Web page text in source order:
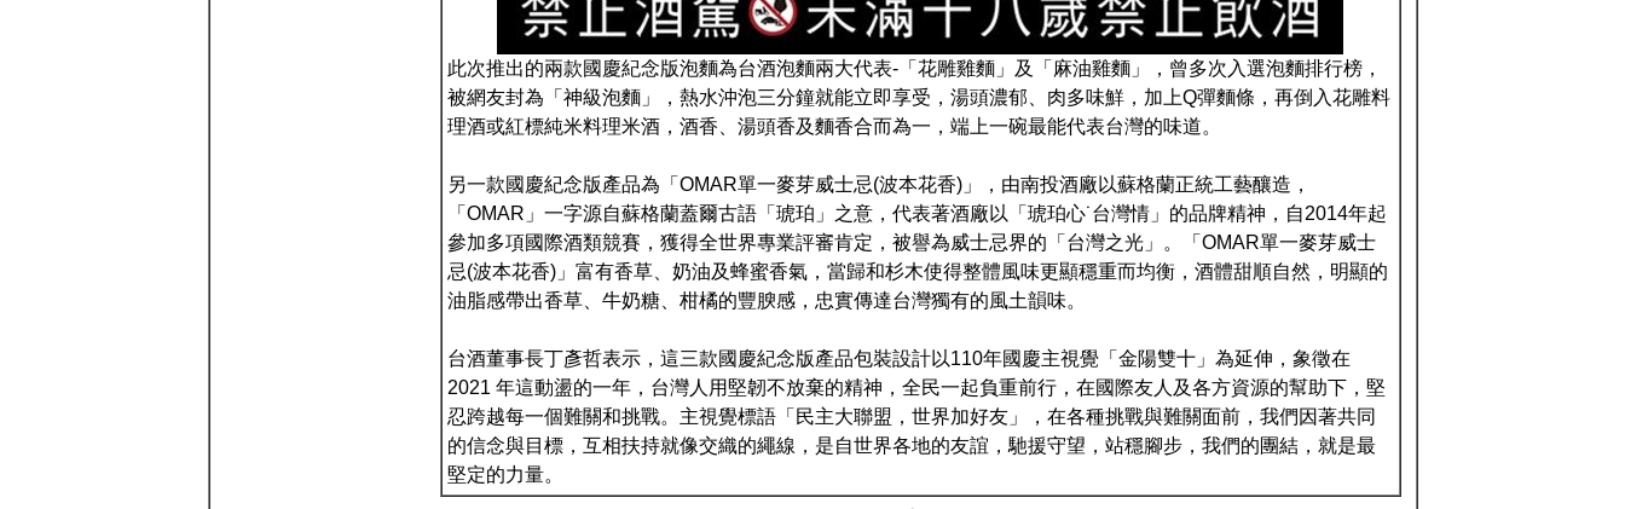
此次推出的兩款國慶紀念版泡麵為台酒泡麵兩大代表-「花雕雞麵」及「麻油雞麵」，曾多次入選泡麵排行榜，
被網友封為「神級泡麵」，熱水沖泡三分鐘就能立即享受，湯頭濃郁、肉多味鮮，加上Q彈麵條，再倒入花雕料
理酒或紅標純米料理米酒，酒香、湯頭香及麵香合而為一，端上一碗最能代表台灣的味道。
另一款國慶紀念版產品為「OMAR單一麥芽威士忌(波本花香)」，由南投酒廠以蘇格蘭正統工藝釀造，
「OMAR」一字源自蘇格蘭蓋爾古語「琥珀」之意，代表著酒廠以「琥珀心˙台灣情」的品牌精神，自2014年起
參加多項國際酒類競賽，獲得全世界專業評審肯定，被譽為威士忌界的「台灣之光」。「OMAR單一麥芽威士
忌(波本花香)」富有香草、奶油及蜂蜜香氣，當歸和杉木使得整體風味更顯穩重而均衡，酒體甜順自然，明顯的
油脂感帶出香草、牛奶糖、柑橘的豐腴感，忠實傳達台灣獨有的風土韻味。
台酒董事長丁彥哲表示，這三款國慶紀念版產品包裝設計以110年國慶主視覺「金陽雙十」為延伸，象徵在
2021 年這動盪的一年，台灣人用堅韌不放棄的精神，全民一起負重前行，在國際友人及各方資源的幫助下，堅
忍跨越每一個難關和挑戰。主視覺標語「民主大聯盟，世界加好友」，在各種挑戰與難關面前，我們因著共同
的信念與目標，互相扶持就像交織的繩線，是自世界各地的友誼，馳援守望，站穩腳步，我們的團結，就是最
堅定的力量。